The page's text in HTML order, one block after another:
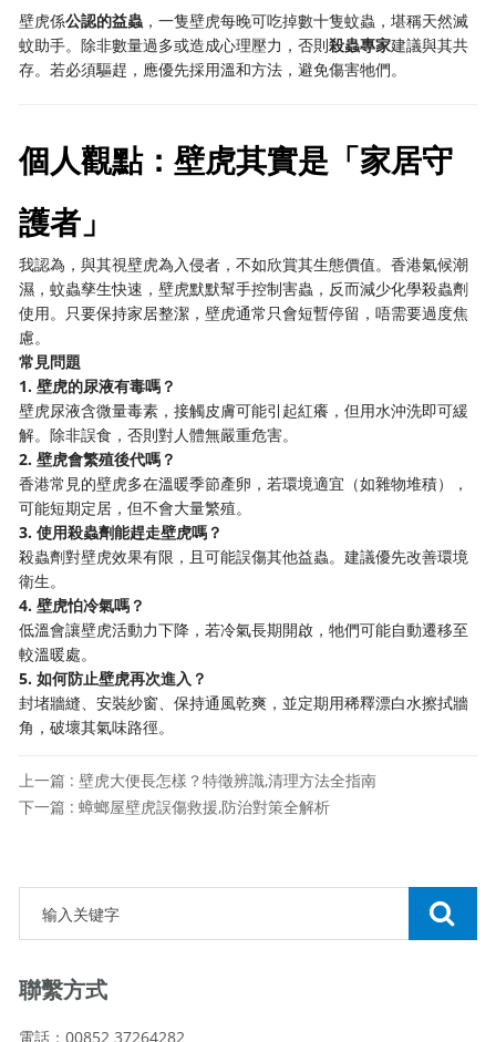
壁虎係公認的益蟲 ，一隻壁虎每晚可吃掉數十隻蚊蟲，堪稱天然滅
蚊助手。除非數量過多或造成心理壓力，否則殺蟲專家建議與其共
存。若必須驅趕，應優先採用溫和方法，避免傷害牠們。
個人觀點：壁虎其實是「家居守
護者」
我認為，與其視壁虎為入侵者，不如欣賞其生態價值。香港氣候潮
濕，蚊蟲孳生快速，壁虎默默幫手控制害蟲，反而減少化學殺蟲劑
使用。只要保持家居整潔，壁虎通常只會短暫停留，唔需要過度焦
慮。
常見問題
1. 壁虎的尿液有毒嗎？
壁虎尿液含微量毒素，接觸皮膚可能引起紅癢，但用水沖洗即可緩
解。除非誤食，否則對人體無嚴重危害。
2. 壁虎會繁殖後代嗎？
香港常見的壁虎多在溫暖季節產卵，若環境適宜（如雜物堆積），
可能短期定居，但不會大量繁殖。
3. 使用殺蟲劑能趕走壁虎嗎？
殺蟲劑對壁虎效果有限，且可能誤傷其他益蟲。建議優先改善環境
衛生。
4. 壁虎怕冷氣嗎？
低溫會讓壁虎活動力下降，若冷氣長期開啟，牠們可能自動遷移至
較溫暖處。
5. 如何防止壁虎再次進入？
封堵牆縫、安裝紗窗、保持通風乾爽，並定期用稀釋漂白水擦拭牆
角，破壞其氣味路徑。
上一篇 : 壁虎大便長怎樣？特徵辨識,清理方法全指南
下一篇 : 蟑螂屋壁虎誤傷救援,防治對策全解析
聯繫方式
電話：00852 37264282